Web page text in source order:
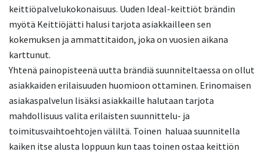
keittiöpalvelukokonaisuus. Uuden Ideal-keittiöt brändin
myötä Keittiöjätti halusi tarjota asiakkailleen sen
kokemuksen ja ammattitaidon, joka on vuosien aikana
karttunut.
Yhtenä painopisteenä uutta brändiä suunniteltaessa on ollut
asiakkaiden erilaisuuden huomioon ottaminen. Erinomaisen
asiakaspalvelun lisäksi asiakkaille halutaan tarjota
mahdollisuus valita erilaisten suunnittelu- ja
toimitusvaihtoehtojen väliltä. Toinen haluaa suunnitella
kaiken itse alusta loppuun kun taas toinen ostaa keittiön